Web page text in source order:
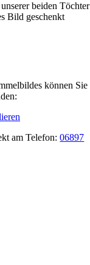
beiden Töchter
Bild geschenkt
können Sie
am Telefon:06897